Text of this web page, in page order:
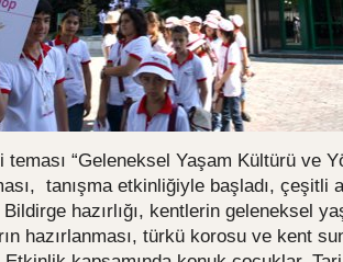
teması “Geleneksel Yaşam Kültürü ve
tanışma etkinliğiyle başladı, çeşitli
hazırlığı, kentlerin geleneksel
hazırlanması, türkü korosu ve kent